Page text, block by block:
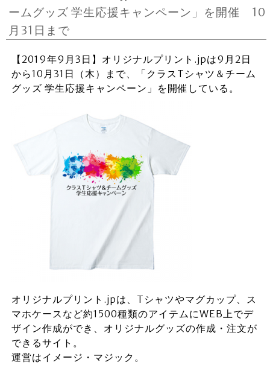
ームグッズ 学生応援キャンペーン」を開催 10
月31日まで
【2019年9月3日】オリジナルプリント.jpは9月2日
から10月31日（木）まで、「クラスTシャツ＆チーム
グッズ 学生応援キャンペーン」を開催している。
オリジナルプリント.jpは、Tシャツやマグカップ、ス
マホケースなど約1500種類のアイテムにWEB上でデ
ザイン作成ができ、オリジナルグッズの作成・注文が
できるサイト。
運営はイメージ・マジック。